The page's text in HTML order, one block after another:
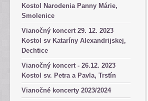
Kostol Narodenia Panny Márie,
Smolenice
Vianočný koncert 29. 12. 2023
Kostol sv Kataríny Alexandrijskej,
Dechtice
Vianočný koncert - 26.12. 2023
Kostol sv. Petra a Pavla, Trstín
Vianočné koncerty 2023/2024